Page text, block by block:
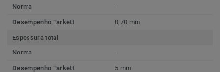
Norma
-
Desempenho Tarkett 0,70 mm
Espessura total
Norma
-
Desempenho Tarkett 5 mm